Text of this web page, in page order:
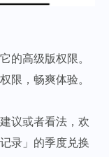
的高级版权限。
限，畅爽体验。
议或者看法，欢
录」的季度兑换